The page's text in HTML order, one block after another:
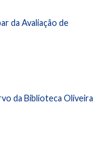
da Avaliação de
da Biblioteca Oliveira